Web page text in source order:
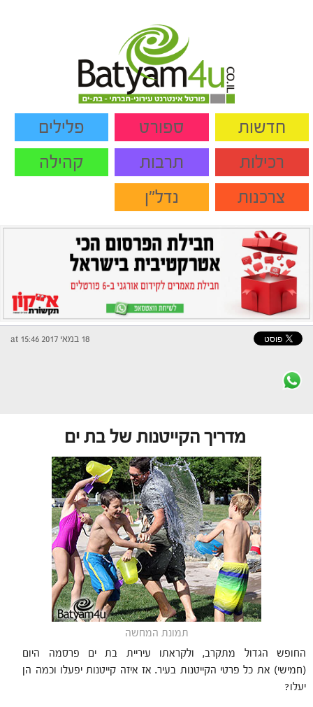
חדשות ספורט
פלילים
רכילות
תרבות
קהילה
צרכנות
נדל"ן
18 במאי 2017 at 15:46
מדריך הקייטנות של בת ים
תמונת המחשה
החופש הגדול מתקרב, ולקראתו עיריית בת ים פרסמה היום
(חמישי) את כל פרטי הקייטנות בעיר. אז איזה קייטנות יפעלו וכמה הן
יעלו?